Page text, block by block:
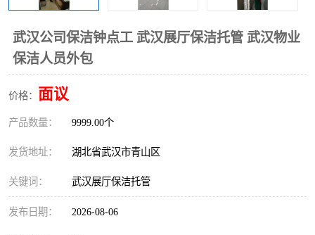
武汉公司保洁钟点工 武汉展厅保洁托管 武汉物业
保洁人员外包
价格： 面议
产品数量： 9999.00个
发货地址： 湖北省武汉市青山区
关键词： 武汉展厅保洁托管
发布日期： 2026-08-06